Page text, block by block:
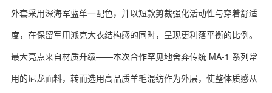
外套采用深海军蓝单一配色，并以短款剪裁强化活动性与穿着舒适
度，在保留军用派克大衣结构感的同时，呈现更利落平衡的比例。
最大亮点来自材质升级——本次合作罕见地舍弃传统 MA-1 系列常
用的尼龙面料，转而选用高品质羊毛混纺作为外层，使整体质感从